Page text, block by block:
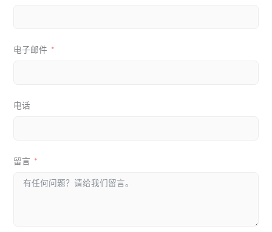
电子邮件
电话
留言